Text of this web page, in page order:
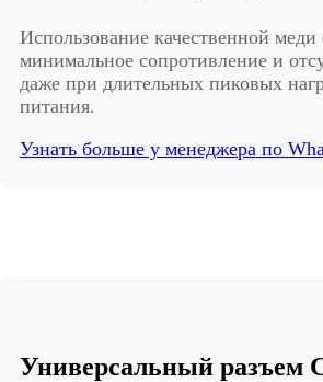
Использование качественной меди
минимальное сопротивление и
даже при длительных пиковых
питания.
Узнать больше у менеджера по
Универсальный разъем